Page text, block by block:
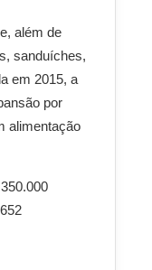
além de
sanduíches,
em 2015, a
por
alimentação